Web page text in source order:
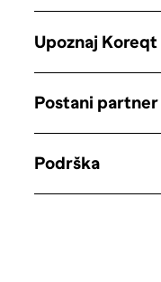
Upoznaj Koreqt
Postani partner
Podrška